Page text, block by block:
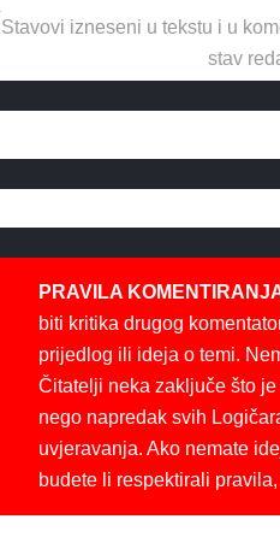
Stavovi izneseni u tekstu i u
stav
PRAVILA
biti kritika drugog
prijedlog ili ideja o temi.
Čitatelji neka zaključe što
nego napredak svih
uvjeravanja. Ako nemate
budete li respektirali